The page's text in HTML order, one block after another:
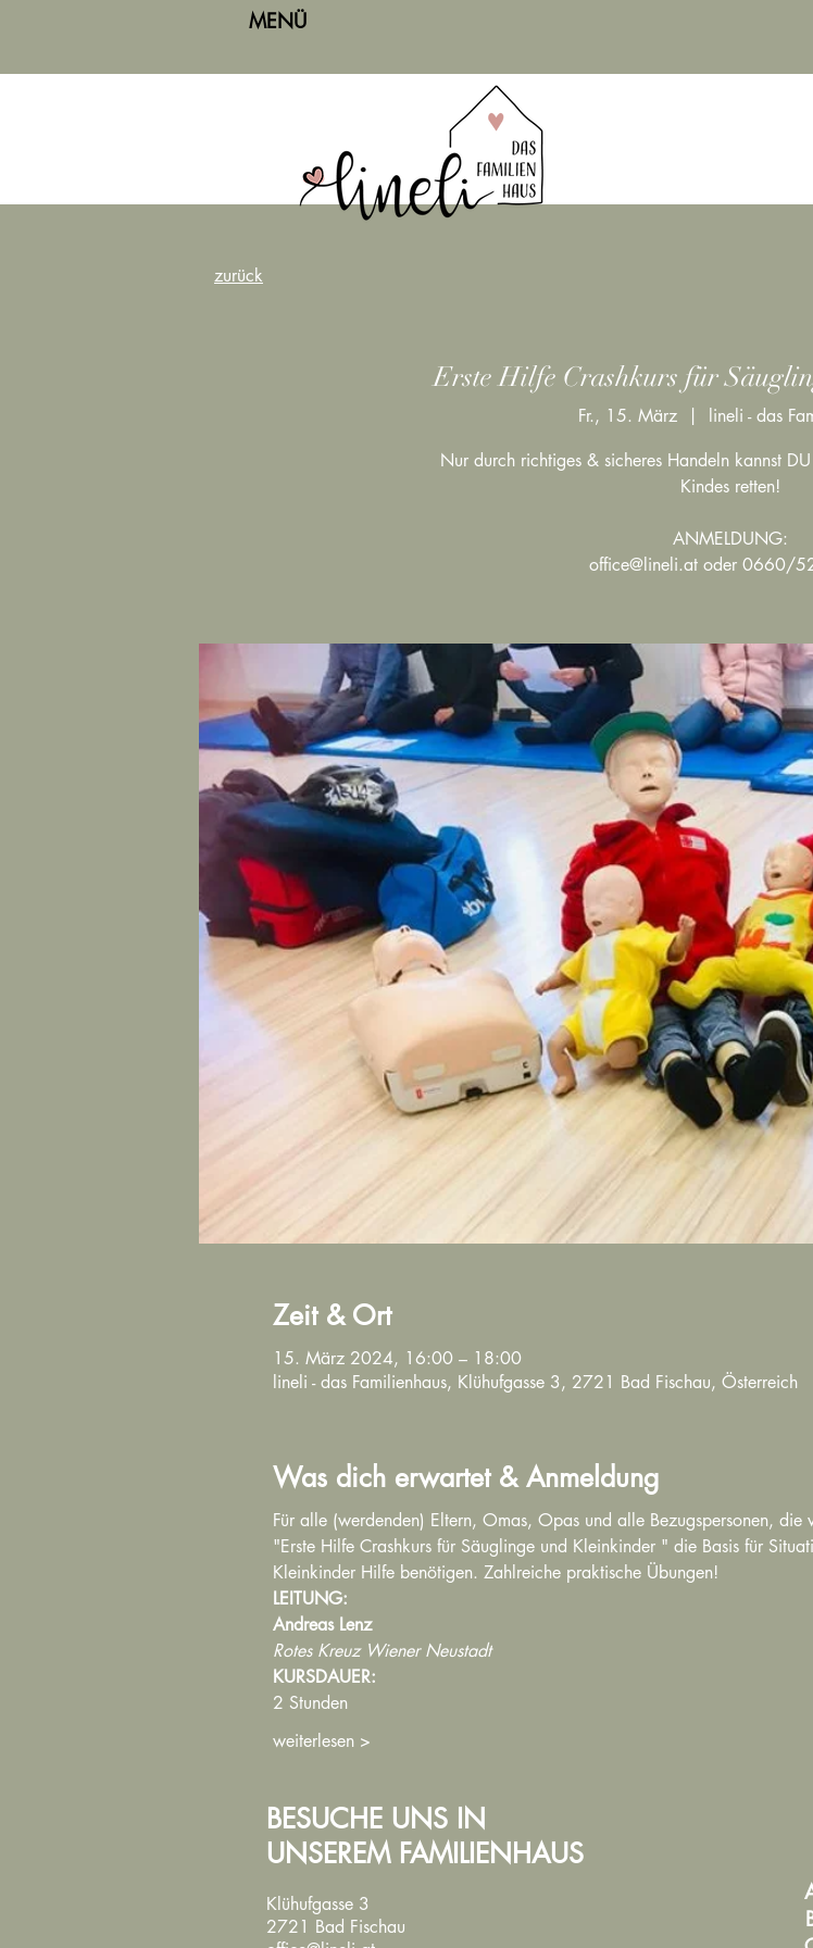
MENÜ
Erste Hilfe Crashkurs für
Fr., 15. März
lineli - das
Nur durch richtiges & sicheres Handeln kannst
Kindes retten!
ANMELDUNG:
office@lineli.at oder 0660/
Zeit & Ort
15. März 2024, 16:00 – 18:00
lineli - das Familienhaus, Klühufgasse 3, 2721 Bad Fischau, Österreich
Was dich erwartet & Anmeldung
Für alle (werdenden) Eltern, Omas, Opas und alle Bezugspersonen,
"Erste Hilfe Crashkurs für Säuglinge und Kleinkinder " die Basis für
Kleinkinder Hilfe benötigen. Zahlreiche praktische Übungen!
LEITUNG:
Andreas Lenz
Rotes Kreuz Wiener Neustadt
KURSDAUER:
2 Stunden
weiterlesen >
zurück
BESUCHE UNS IN
UNSEREM FAMILIENHAUS
Klühufgasse 3
2721 Bad Fischau